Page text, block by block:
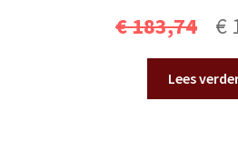
€183,74 €
Lees